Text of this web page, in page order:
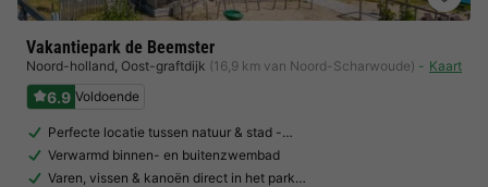
Vakantiepark de Beemster
Noord-holland, Oost-graftdijk (16,9 km van Noord-Scharwoude) Kaart
6.9 Voldoende
Perfecte locatie tussen natuur & stad -…
Verwarmd binnen- en buitenzwembad
Varen, vissen & kanoën direct in het park…